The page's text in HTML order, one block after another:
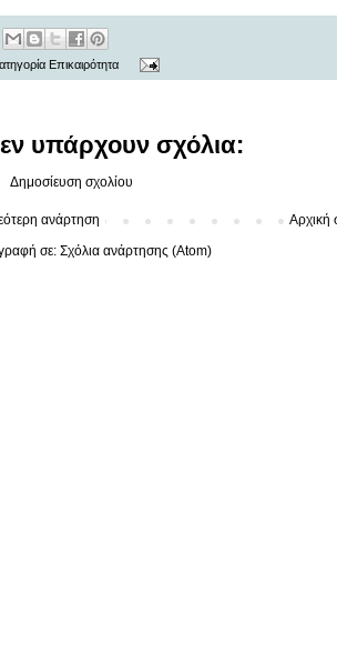
Επικαιρότητα
υπάρχουν σχόλια:
Δημοσίευση σχολίου
ανάρτηση
Αρχική
σε: Σχόλια ανάρτησης (Atom)